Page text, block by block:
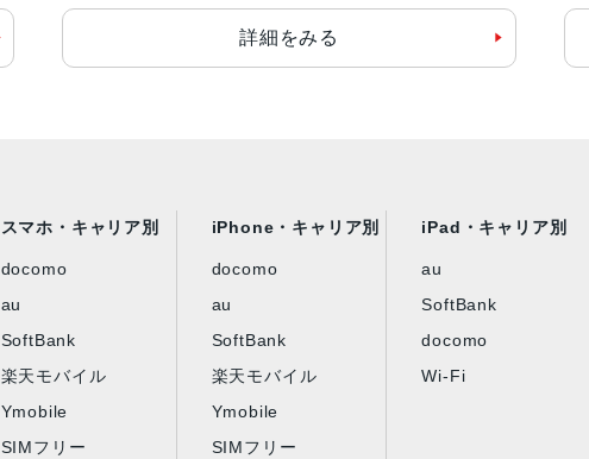
詳細をみる
スマホ・キャリア別
docomo
au
SoftBank
楽天モバイル
Ymobile
SIMフリー
iPhone・キャリア別
docomo
au
SoftBank
楽天モバイル
Ymobile
SIMフリー
iPad・キャリア別
au
SoftBank
docomo
Wi-Fi